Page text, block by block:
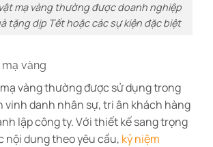
mạ vàng thường được doanh nghiệp
tặng dịp Tết hoặc các sự kiện đặc biệt
mạ vàng
vàng thường được sử dụng trong
danh nhân sự, tri ân khách hàng
lập công ty.Với thiết kế sang trọng
nội dung theo yêu cầu, kỷ niệm